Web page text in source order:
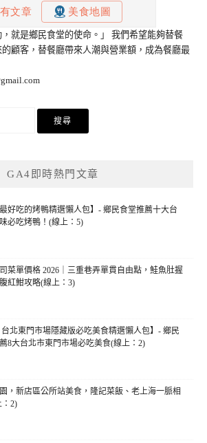
，就是鄉民食堂的使命。」 我們希望能夠替餐
顧客，替餐廳帶來人潮與營業額，成為餐廳最
GA4即時熱門文章
最好吃的烤鴨精選懶人包】- 鄉民食堂推薦十大台
必吃烤鴨！(線上：5)
菜單價格 2026｜三重巷弄單貫自由點，鮭魚肚握
紅魽攻略(線上：3)
台北東門市場隱藏版必吃美食精選懶人包】- 鄉民
8大台北市東門市場必吃美食(線上：2)
園，新店區公所站美食，隆記菜飯、老上海一脈相
：2)